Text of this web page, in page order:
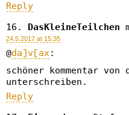
Reply
DasKleineTeilchen
24.5.2017 at 15:35
@da]v[ax:
schöner kommentar
unterschreiben.
Reply